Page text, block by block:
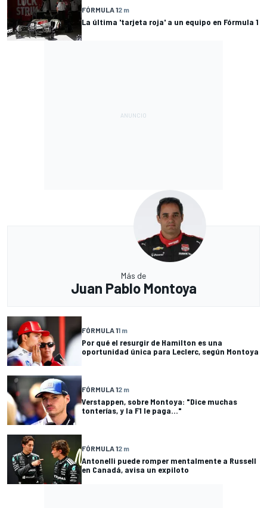
FÓRMULA 12 m
La última 'tarjeta roja' a un equipo en Fórmula 1
Más de
Juan Pablo Montoya
FÓRMULA 11 m
Por qué el resurgir de Hamilton es una
oportunidad única para Leclerc, según Montoya
FÓRMULA 12 m
Verstappen, sobre Montoya: "Dice muchas
tonterías, y la F1 le paga..."
FÓRMULA 12 m
Antonelli puede romper mentalmente a Russell
en Canadá, avisa un expiloto